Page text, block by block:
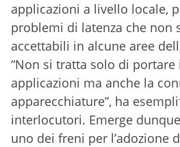
applicazioni a livello locale,
problemi di latenza che non
accettabili in alcune aree
“Non si tratta solo di
applicazioni ma anche la
apparecchiature”, ha
interlocutori. Emerge
uno dei freni per l’adozione